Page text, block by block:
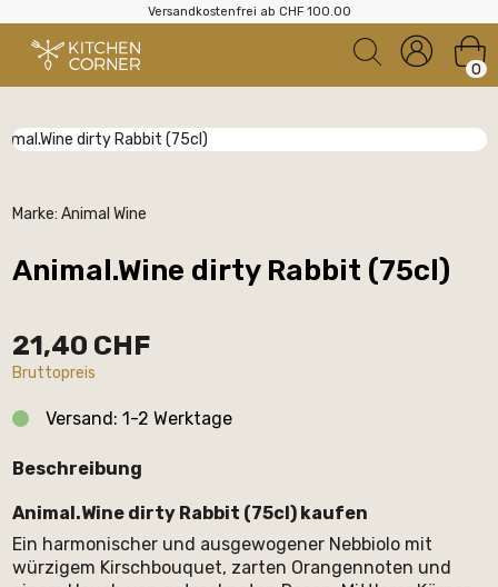
Versandkostenfrei ab CHF 100.00
0
Marke: Animal Wine
Animal.Wine dirty Rabbit (75cl)
21,40 CHF
Bruttopreis
Versand: 1-2 Werktage
Beschreibung
Animal.Wine dirty Rabbit (75cl) kaufen
Ein harmonischer und ausgewogener Nebbiolo mit
würzigem Kirschbouquet, zarten Orangennoten und